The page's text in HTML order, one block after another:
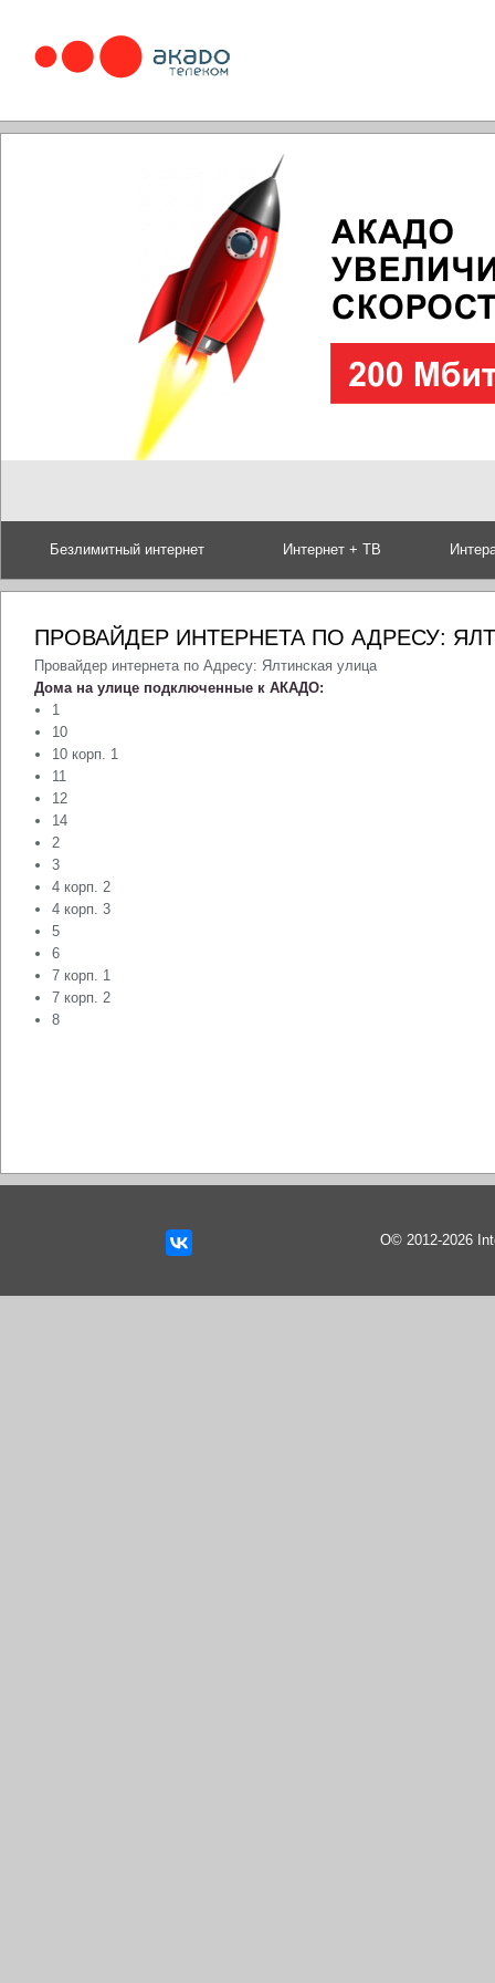
Безлимитный интернет Интернет + ТВ
ПРОВАЙДЕР ИНТЕРНЕТА ПО АДРЕСУ:
Провайдер интернета по Адресу: Ялтинская улица
Дома на улице подключенные к АКАДО:
1
10
10 корп. 1
11
12
14
2
3
4 корп. 2
4 корп. 3
5
6
7 корп. 1
7 корп. 2
8
О© 2012-2026